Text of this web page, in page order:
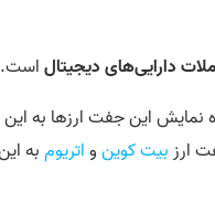
دارایی‌های دیجیتالاست.
نمایش این جفت ارزها به
ارز بیت کوینواتریومبه